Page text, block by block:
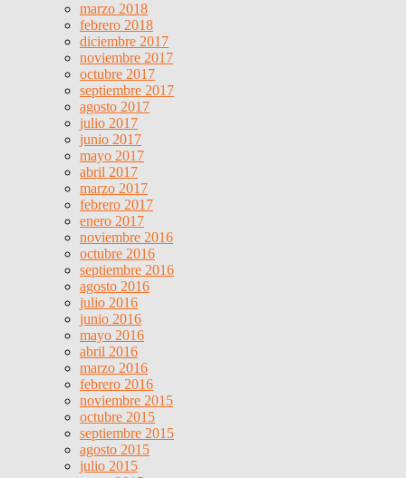
marzo 2018
febrero 2018
diciembre 2017
noviembre 2017
octubre 2017
septiembre 2017
agosto 2017
julio 2017
junio 2017
mayo 2017
abril 2017
marzo 2017
febrero 2017
enero 2017
noviembre 2016
octubre 2016
septiembre 2016
agosto 2016
julio 2016
junio 2016
mayo 2016
abril 2016
marzo 2016
febrero 2016
noviembre 2015
octubre 2015
septiembre 2015
agosto 2015
julio 2015